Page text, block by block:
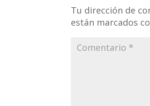
Tu dirección de
están marcados